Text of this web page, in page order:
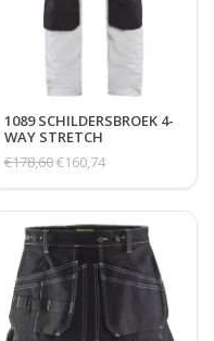
1089 SCHILDERSBROEK 4-
WAY STRETCH
€178,60€160,74